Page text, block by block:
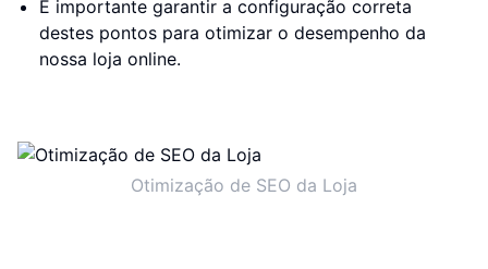
É importante garantir a configuração correta
destes pontos para otimizar o desempenho da
nossa loja online.
Otimização de SEO da Loja